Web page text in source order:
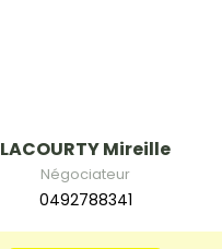
LACOURTY Mireille
Négociateur
0492788341